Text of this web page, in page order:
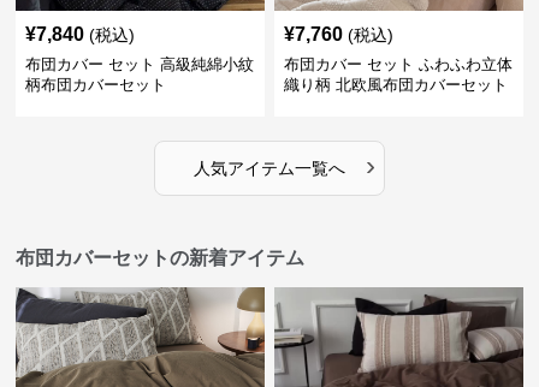
¥7,840 (税込)
布団カバー セット 高級純綿小紋
柄布団カバーセット
¥7,760 (税込)
布団カバー セット ふわふわ立体
織り柄 北欧風布団カバーセット
人気アイテム一覧へ ›
布団カバーセットの新着アイテム